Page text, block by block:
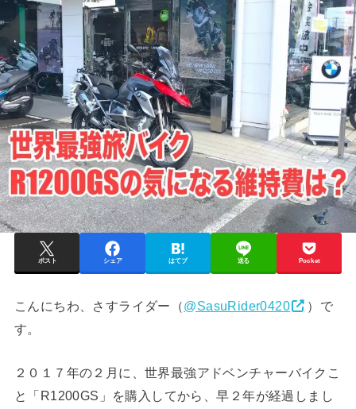
ポスト シェア はてブ 送る Pocket
こんにちわ、さすライダー（@SasuRider0420
）で
す。
２０１７年の２月に、世界最強アドベンチャーバイクこ
と「R1200GS」を購入してから、早２年が経過しまし